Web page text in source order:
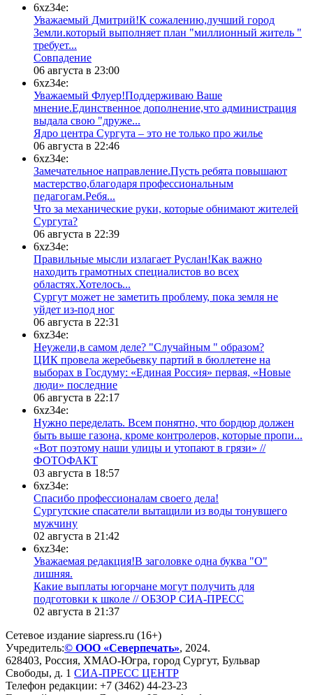
6xz34e:
Уважаемый Дмитрий!К сожалению,лучший город
Земли.который выполняет план "миллионный житель "
требует...
​Совпадение
06 августа в 23:00
6xz34e:
Уважаемый Флуер!Поддерживаю Ваше
мнение.Единственное дополнение,что администрация
выдала свою "друже...
​Ядро центра Сургута ‒ это не только про жилье
06 августа в 22:46
6xz34e:
Замечательное направление.Пусть ребята повышают
мастерство,благодаря профессиональным
педагогам.Ребя...
​Что за механические руки, которые обнимают жителей
Сургута?
06 августа в 22:39
6xz34e:
Правильные мысли излагает Руслан!Как важно
находить грамотных специалистов во всех
областях.Хотелось...
Сургут может не заметить проблему, пока земля не
уйдет из-под ног
06 августа в 22:31
6xz34e:
Неужели,в самом деле? "Случайным " образом?
ЦИК провела жеребьевку партий в бюллетене на
выборах в Госдуму: «Единая Россия» первая, «Новые
люди» последние
06 августа в 22:17
6xz34e:
Нужно переделать. Всем понятно, что бордюр должен
быть выше газона, кроме контролеров, которые пропи...
«Вот поэтому наши улицы и утопают в грязи» //
ФОТОФАКТ
03 августа в 18:57
6xz34e:
Спасибо профессионалам своего дела!
Сургутские спасатели вытащили из воды тонувшего
мужчину
02 августа в 21:42
6xz34e:
Уважаемая редакция!В заголовке одна буква "О"
лишняя.
Какие выплаты югорчане могут получить для
подготовки к школе // ОБЗОР СИА-ПРЕСС
02 августа в 21:37
Сетевое издание siapress.ru (16+)
Учредитель:© ООО «Северпечать», 2024.
628403, Россия, ХМАО-Югра, город Сургут, Бульвар
Свободы, д. 1 СИА-ПРЕСС ЦЕНТР
Телефон редакции: +7 (3462) 44-23-23